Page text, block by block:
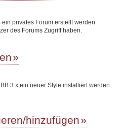
privates Forum erstellt werden
des Forums Zugriff haben.
3.x ein neuer Style installiert werden
hinzufügen